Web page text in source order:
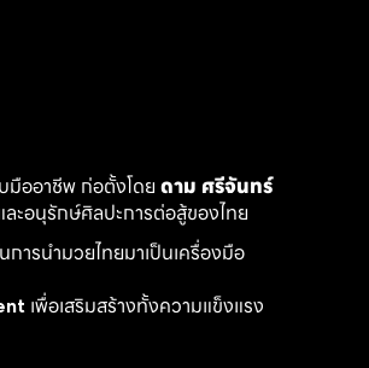
มืออาชีพ ก่อตั้งโดย ดาม ศรีจันทร์
ะอนุรักษ์ศิลปะการต่อสู้ของไทย
ารนำมวยไทยมาเป็นเครื่องมือ
เพื่อเสริมสร้างทั้งความแข็งแรง